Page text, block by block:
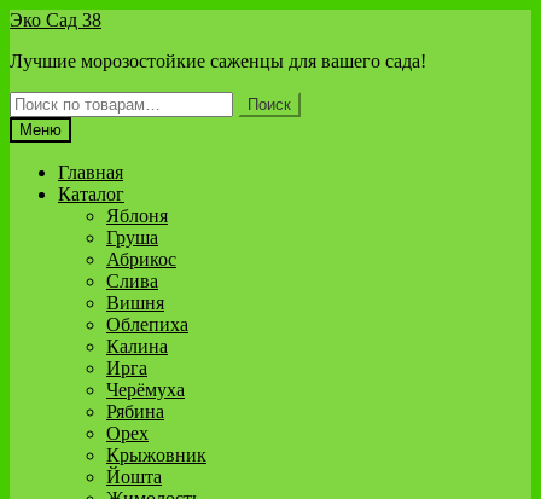
Перейти
навигации
Перейти
содержимому
Эко Сад 38
Лучшие морозостойкие саженцы для вашего сада!
Искать:
Поиск
Меню
Главная
Каталог
Яблоня
Груша
Абрикос
Слива
Вишня
Облепиха
Калина
Ирга
Черёмуха
Рябина
Орех
Крыжовник
Йошта